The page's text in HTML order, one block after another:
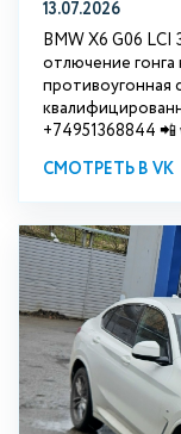
13.07.2026
BMW X6 G06 LCI
отлючение
противоугонная
+74951368844 📲
СМОТРЕТЬ В VK